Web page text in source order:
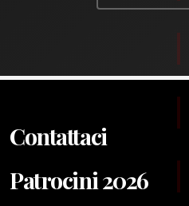
Contattaci
Patrocini 2026